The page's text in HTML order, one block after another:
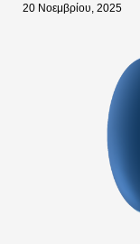
20 Νοεμβρίου, 2025